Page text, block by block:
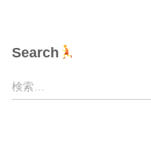
Search
検
索
検索…